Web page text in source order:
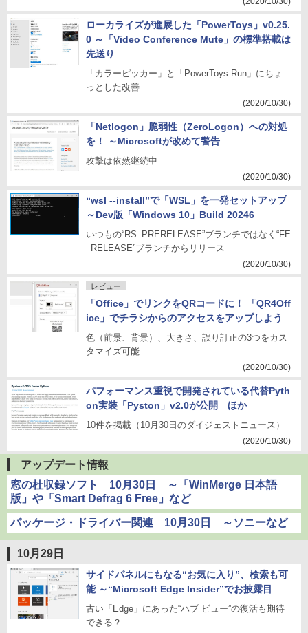
ローカライズが進展した「PowerToys」v0.25.
0 ～「Video Conference Mute」の標準搭載は
先送り
「カラーピッカー」と「PowerToys Run」にちょ
っとした改善
(2020/10/30)
「Netlogon」脆弱性（ZeroLogon）への対処
を！ ～Microsoftが改めて警告
攻撃は依然継続中
(2020/10/30)
“wsl --install”で「WSL」を一発セットアップ
～Dev版「Windows 10」Build 20246
いつもの“RS_PRERELEASE”ブランチではなく“FE
_RELEASE”ブランチからリリース
(2020/10/30)
レビュー
「Office」でリンクをQRコードに！ 「QR4Off
ice」でチラシからのアクセスをアップしよう
色（前景、背景）、大きさ、誤り訂正の3つをカス
タマイズ可能
(2020/10/30)
パフォーマンス重視で開発されている代替Pyth
on実装「Pyston」v2.0が公開 ほか
10件を掲載（10月30日のダイジェストニュース）
(2020/10/30)
アップデート情報
窓の杜収録ソフト 10月30日 ～「WinMerge 日本語
版」や「Smart Defrag 6 Free」など
パッケージ・ドライバー関連 10月30日 ～ソニーなど
10月29日
サイドパネルにもなる“お気に入り”、検索も可
能 ～“Microsoft Edge Insider”でお披露目
古い「Edge」にあった“ハブ ビュー”の復活も期待
できる？